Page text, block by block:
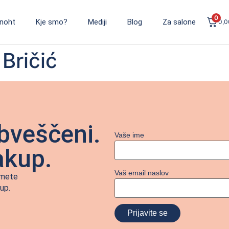
Kje smo? Mediji Blog Za salone 0
Vaše ime
Vaš email naslov